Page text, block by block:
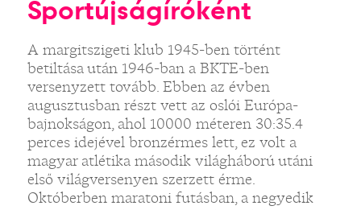
Sportújságíróként
A margitszigeti klub 1945-ben történt
betiltása után 1946-ban a BKTE-ben
versenyzett tovább. Ebben az évben
augusztusban részt vett az oslói Európa-
bajnokságon, ahol 10000 méteren 30:35.4
perces idejével bronzérmes lett, ez volt a
magyar atlétika második világháború utáni
első világversenyen szerzett érme.
Októberben maratoni futásban, a negyedik